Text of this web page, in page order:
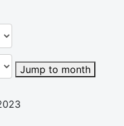
Jump to month